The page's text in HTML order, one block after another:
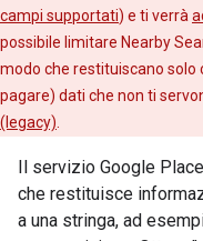
campi supportati) e ti verrà
possibile limitare Nearby
modo che restituiscano solo
pagare) dati che non ti
(legacy).
Il servizio Google
che restituisce
a una stringa, ad